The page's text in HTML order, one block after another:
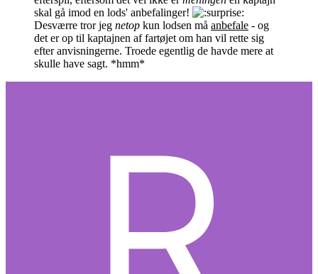
skal gå imod en lods' anbefalinger!
Desværre tror jeg netop kun lodsen må anbefale - og
det er op til kaptajnen af fartøjet om han vil rette sig
efter anvisningerne. Troede egentlig de havde mere at
skulle have sagt. *hmm*